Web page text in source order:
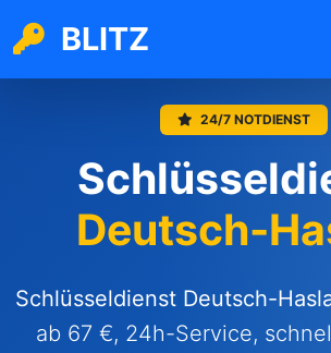
BLITZ
24/7 NOTDIENST
Deutsch-
Schlüsseldienst Deutsch-
ab 67 €, 24h-Service,